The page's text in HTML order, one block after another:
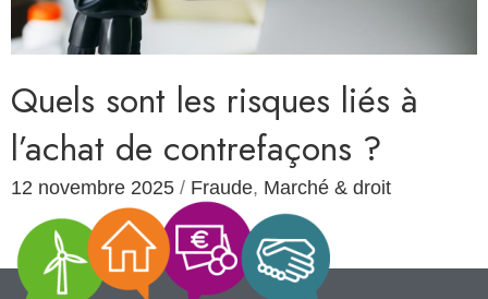
Quels sont les risques liés à
l’achat de contrefaçons ?
12 novembre 2025 / Fraude, Marché & droit